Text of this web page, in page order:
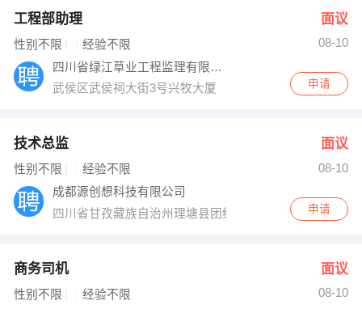
工程部助理 面议
性别不限 经验不限
08-10
四川省绿江草业工程监理有限公司
武侯区武侯祠大街3号兴牧大厦
申请
技术总监 面议
性别不限 经验不限
08-10
成都源创想科技有限公司
四川省甘孜藏族自治州理塘县团结路北段
申请
商务司机 面议
性别不限 经验不限
08-10